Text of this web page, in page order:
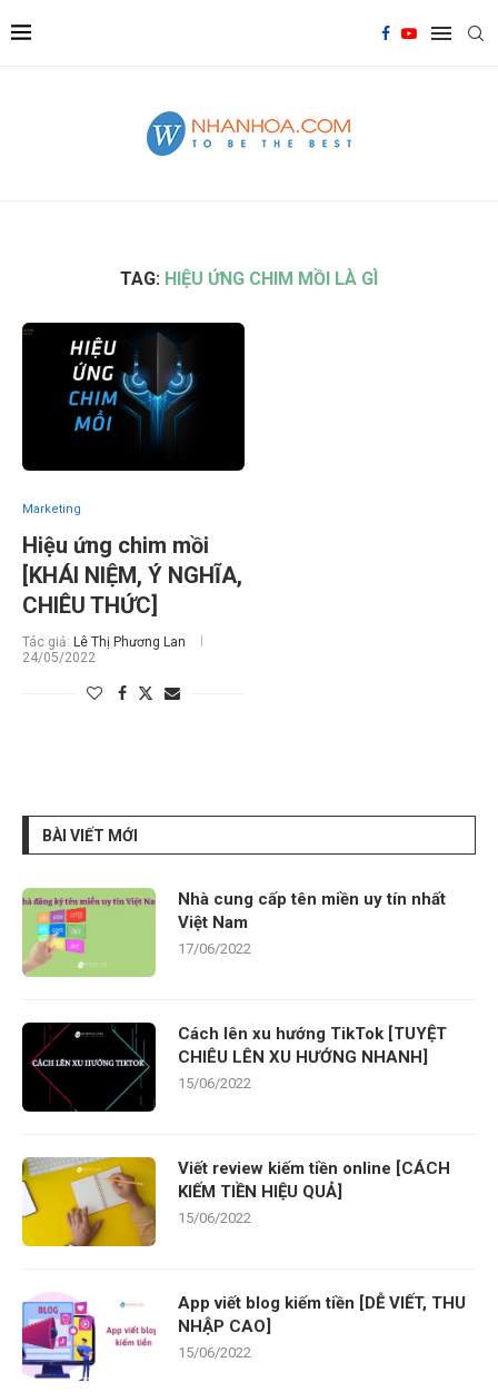
TAG: HIỆU ỨNG CHIM MỒI LÀ GÌ
Marketing
Hiệu ứng chim mồi
[KHÁI NIỆM, Ý NGHĨA,
CHIÊU THỨC]
Tác giả: Lê Thị Phương Lan
24/05/2022
BÀI VIẾT MỚI
Nhà cung cấp tên miền uy tín nhất
Việt Nam
17/06/2022
Cách lên xu hướng TikTok [TUYỆT
CHIÊU LÊN XU HƯỚNG NHANH]
15/06/2022
Viết review kiếm tiền online [CÁCH
KIẾM TIỀN HIỆU QUẢ]
15/06/2022
App viết blog kiếm tiền [DỄ VIẾT, THU
NHẬP CAO]
15/06/2022